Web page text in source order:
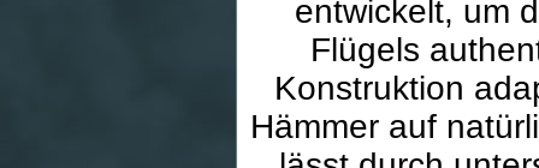
entwickelt, um
Flügels
Konstruktion
Hämmer auf